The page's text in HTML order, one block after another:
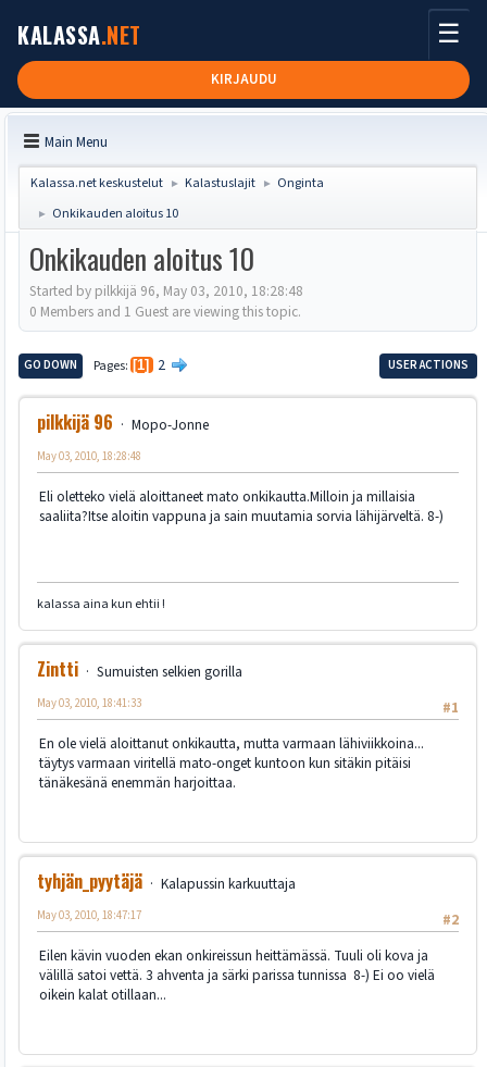
KALASSA.NET
KIRJAUDU
☰
Main Menu
Kalassa.net keskustelut ► Kalastuslajit ► Onginta
► Onkikauden aloitus 10
Onkikauden aloitus 10
Started by pilkkijä 96, May 03, 2010, 18:28:48
0 Members and 1 Guest are viewing this topic.
GO DOWN Pages 1 2 USER ACTIONS
pilkkijä 96 Mopo-Jonne
May 03, 2010, 18:28:48
Eli oletteko vielä aloittaneet mato onkikautta.Milloin ja millaisia
saaliita?Itse aloitin vappuna ja sain muutamia sorvia lähijärveltä. 8-)
kalassa aina kun ehtii !
Zintti
Sumuisten selkien gorilla
#1
May 03, 2010, 18:41:33
En ole vielä aloittanut onkikautta, mutta varmaan lähiviikkoina...
täytys varmaan viritellä mato-onget kuntoon kun sitäkin pitäisi
tänäkesänä enemmän harjoittaa.
tyhjän_pyytäjä
Kalapussin karkuuttaja
#2
May 03, 2010, 18:47:17
Eilen kävin vuoden ekan onkireissun heittämässä. Tuuli oli kova ja
välillä satoi vettä. 3 ahventa ja särki parissa tunnissa 8-) Ei oo vielä
oikein kalat otillaan...